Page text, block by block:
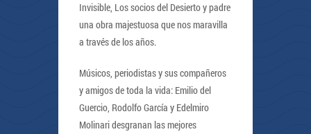
Invisible, Los socios del Desierto y padre
una obra majestuosa que nos maravilla
a través de los años.
Músicos, periodistas y sus compañeros
y amigos de toda la vida: Emilio del
Guercio, Rodolfo García y Edelmiro
Molinari desgranan las mejores